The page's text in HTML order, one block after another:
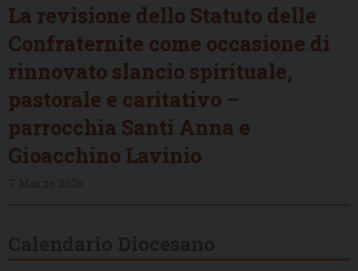
La revisione dello Statuto delle
Confraternite come occasione di
rinnovato slancio spirituale,
pastorale e caritativo –
parrocchia Santi Anna e
Gioacchino Lavinio